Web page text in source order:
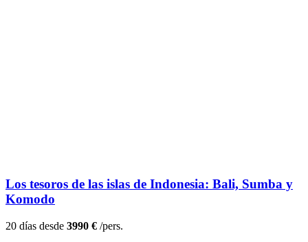
Los tesoros de las islas de Indonesia: Bali, Sumba y
Komodo
20 días desde 3990 € /pers.